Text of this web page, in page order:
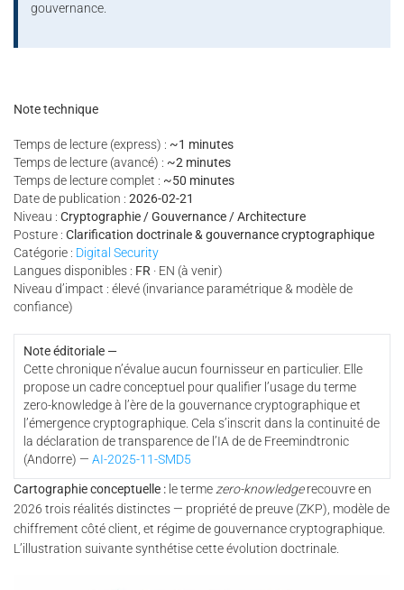
gouvernance.
Note technique
Temps de lecture (express) : ~1 minutes
Temps de lecture (avancé) : ~2 minutes
Temps de lecture complet : ~50 minutes
Date de publication : 2026-02-21
Niveau : Cryptographie / Gouvernance / Architecture
Posture : Clarification doctrinale & gouvernance cryptographique
Catégorie : Digital Security
Langues disponibles : FR · EN (à venir)
Niveau d’impact : élevé (invariance paramétrique & modèle de
confiance)
Note éditoriale —
Cette chronique n’évalue aucun fournisseur en particulier. Elle
propose un cadre conceptuel pour qualifier l’usage du terme
zero-knowledge à l’ère de la gouvernance cryptographique et
l’émergence cryptographique. Cela s’inscrit dans la continuité de
la déclaration de transparence de l’IA de de Freemindtronic
(Andorre) — AI-2025-11-SMD5
Cartographie conceptuelle : le terme zero-knowledgerecouvre en
2026 trois réalités distinctes — propriété de preuve (ZKP), modèle de
chiffrement côté client, et régime de gouvernance cryptographique.
L’illustration suivante synthétise cette évolution doctrinale.